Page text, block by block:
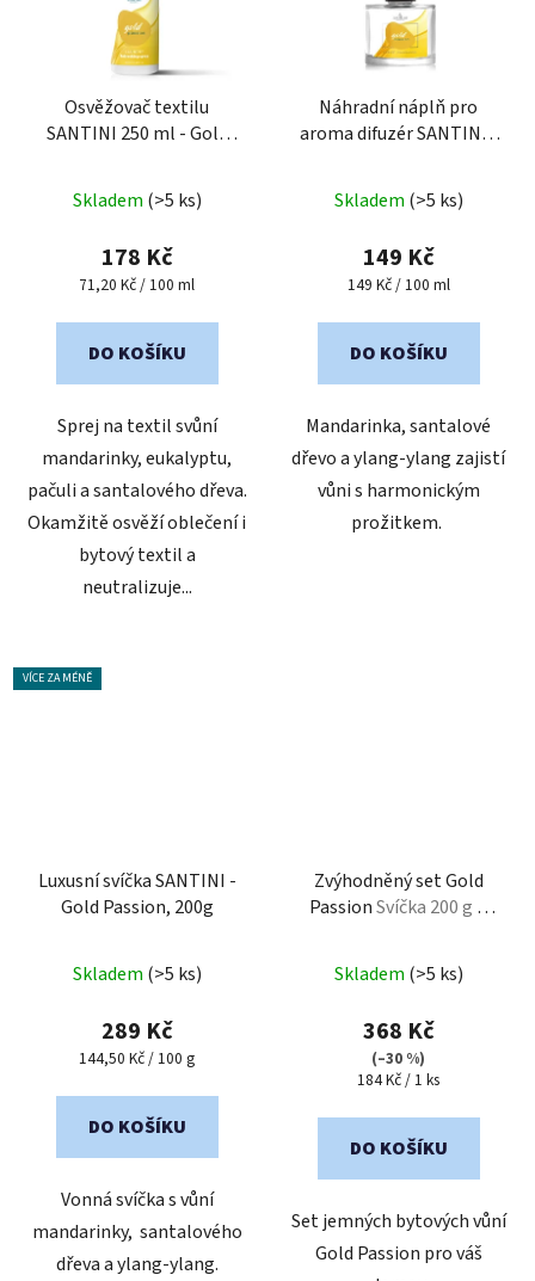
Osvěžovač textilu
SANTINI 250 ml - Gold
hodnocení
produktu
je
z
Skladem (>5 ks)
178 Kč
Měrná
71,20 Kč / 100 ml
DO KOŠÍKU
Sprej na textil svůní
mandarinky, eukalyptu,
pačuli a santalového dřeva.
Okamžitě osvěží oblečení i
bytový textil a
neutralizuje...
Náhradní náplň pro
aroma difuzér SANTINI -
Skladem (>5 ks)
149 Kč
Měrná
149 Kč / 100 ml
DO KOŠÍKU
Mandarinka, santalové
dřevo a ylang-ylang zajistí
vůni s harmonickým
prožitkem.
VÍCE ZA MÉNĚ
Luxusní svíčka SANTINI -
Gold Passion, 200g
Skladem (>5 ks)
289 Kč
Měrná
144,50 Kč / 100 g
DO KOŠÍKU
Vonná svíčka s vůní
mandarinky, santalového
dřeva a ylang-ylang.
Zvýhodněný set Gold
PassionSvíčka 200 g &
Skladem (>5 ks)
368 Kč
(–30 %)
Měrná
184 Kč / 1 ks
DO KOŠÍKU
Set jemných bytových vůní
Gold Passion pro váš